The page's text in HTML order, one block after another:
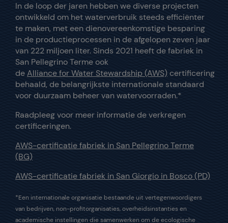
In de loop der jaren hebben we diverse projecten
ontwikkeld om het waterverbruik steeds efficiënter
te maken, met een dienovereenkomstige besparing
in de productieprocessen in de afgelopen zeven jaar
van 222 miljoen liter. Sinds 2021 heeft de fabriek in
San Pellegrino Terme ook
deAlliance for Water Stewardship (AWS) certificering
behaald, de belangrijkste internationale standaard
voor duurzaam beheer van watervoorraden.*
Raadpleeg voor meer informatie de verkregen
certificeringen.
AWS-certificatie fabriek in San Pellegrino Terme
(BG)
AWS-certificatie fabriek in San Giorgio in Bosco (PD)
*Een internationale organisatie bestaande uit vertegenwoordigers
van bedrijven, non-profitorganisaties, overheidsinstanties en
academische instellingen die samenwerken om de ecologische